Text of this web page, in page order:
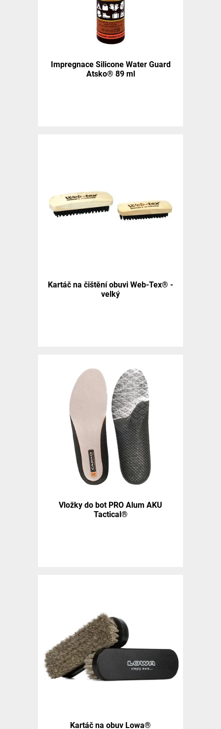
Impregnace Silicone Water Guard
Atsko® 89 ml
Kartáč na čištění obuvi Web-Tex® -
velký
Vložky do bot PRO Alum AKU
Tactical®
Kartáč na obuv Lowa®